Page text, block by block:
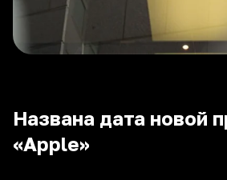
Названа дата новой
«Apple»